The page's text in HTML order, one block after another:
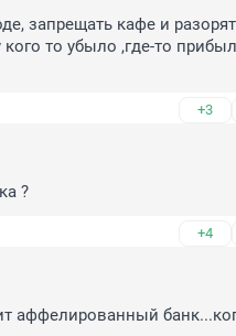
запрещать кафе и
то убыло ,где-то
+3
?
+4
аффелированный